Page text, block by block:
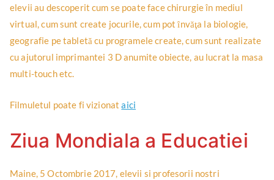
elevii au descoperit cum se poate face chirurgie în mediul
virtual, cum sunt create jocurile, cum pot ȋnvăţa la biologie,
geografie pe tabletă cu programele create, cum sunt realizate
cu ajutorul imprimantei 3 D anumite obiecte, au lucrat la masa
multi-touch etc.
Filmuletul poate fi vizionataici
Ziua Mondiala a Educatiei
Maine, 5 Octombrie 2017, elevii si profesorii nostri